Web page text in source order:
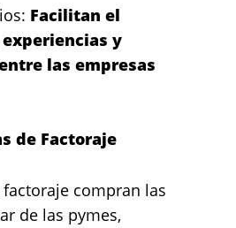
Facilitan el
y
las empresas
de Factoraje
compran las
de las pymes,